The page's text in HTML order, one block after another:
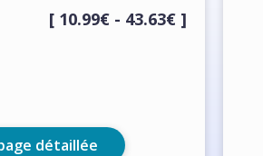
[ 10.99€ - 43.63€ ]
détaillée